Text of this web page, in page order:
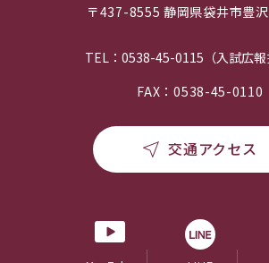
〒437-8555 静岡県袋井市豊
TEL：0538-45-0115（入試広報
FAX：0538-45-0110
交通アクセス